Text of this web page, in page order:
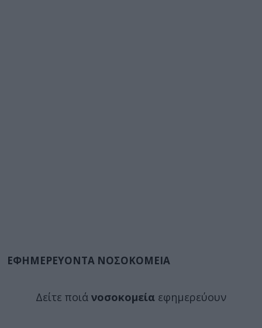
ΕΦΗΜΕΡΕΥΟΝΤΑ ΝΟΣΟΚΟΜΕΙΑ
Δείτε ποιά νοσοκομεία εφημερεύουν